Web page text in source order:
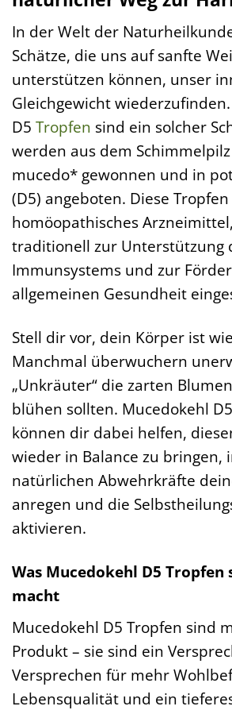
In der Welt der
Schätze, die uns auf sanfte
unterstützen können, unser
Gleichgewicht
D5 Tropfen sind ein solcher
werden aus dem
mucedo* gewonnen und in
(D5) angeboten. Diese
homöopathisches
traditionell zur Unterstützung
Immunsystems und zur
allgemeinen Gesundheit
Stell dir vor, dein Körper ist
Manchmal überwuchern
„Unkräuter“ die zarten
blühen sollten. Mucedokehl
können dir dabei helfen,
wieder in Balance zu bringen,
natürlichen Abwehrkräfte
anregen und die
aktivieren.
Was Mucedokehl D5 Tropfen
macht
Mucedokehl D5 Tropfen sind
Produkt – sie sind ein
Versprechen für mehr
Lebensqualität und ein